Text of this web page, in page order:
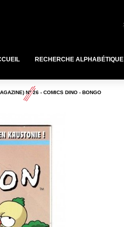
RECHERCHE ALPHABÉTIQUE
N° 26 - COMICS DINO - BONGO